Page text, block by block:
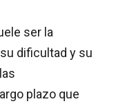
ser la
dificultad y su
plazo que